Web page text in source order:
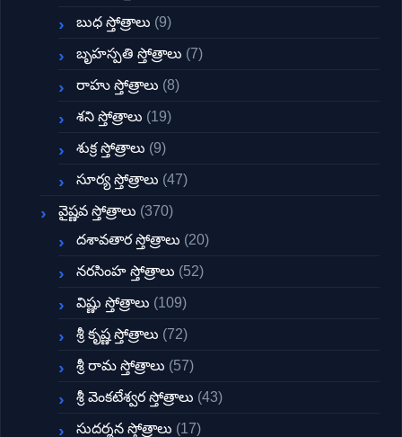
బుధ స్తోత్రాలు (9)
బృహస్పతి స్తోత్రాలు (7)
రాహు స్తోత్రాలు (8)
శని స్తోత్రాలు (19)
శుక్ర స్తోత్రాలు (9)
సూర్య స్తోత్రాలు (47)
వైష్ణవ స్తోత్రాలు (370)
దశావతార స్తోత్రాలు (20)
నరసింహ స్తోత్రాలు (52)
విష్ణు స్తోత్రాలు (109)
శ్రీ కృష్ణ స్తోత్రాలు (72)
శ్రీ రామ స్తోత్రాలు (57)
శ్రీ వెంకటేశ్వర స్తోత్రాలు (43)
సుదర్శన స్తోత్రాలు (17)